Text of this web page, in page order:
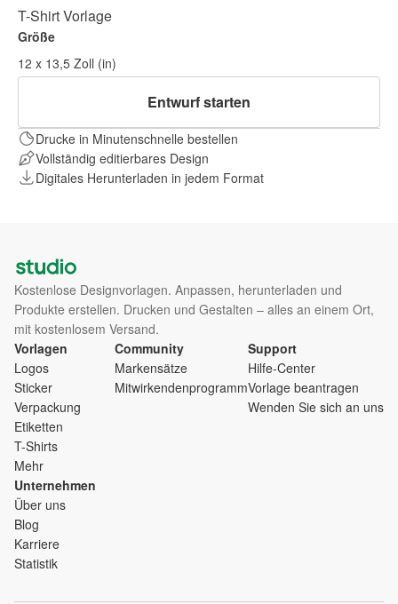
T-Shirt Vorlage
Größe
12 x 13,5 Zoll (in)
Entwurf starten
Drucke in Minutenschnelle bestellen
Vollständig editierbares Design
Digitales Herunterladen in jedem Format
Kostenlose Designvorlagen. Anpassen, herunterladen und
Produkte erstellen. Drucken und Gestalten – alles an einem Ort,
mit kostenlosem Versand.
Vorlagen
Logos
Sticker
Verpackung
Etiketten
T-Shirts
Mehr
Community
Markensätze
Mitwirkendenprogramm
Support
Hilfe-Center
Vorlage beantragen
Wenden Sie sich an uns
Unternehmen
Über uns
Blog
Karriere
Statistik